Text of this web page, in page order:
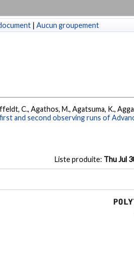
| Aucun groupement
C., Agathos, M., Agatsuma, K.,
and second observing runs of
Liste produite: Thu Jul